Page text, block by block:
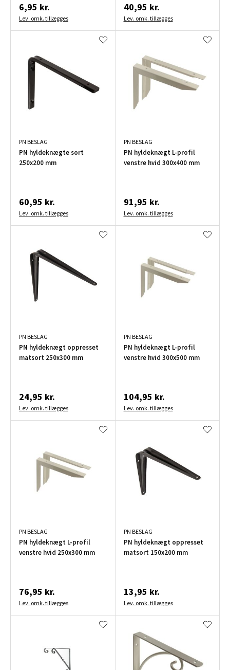
6,95 kr.
Lev. omk. tillægges
40,95 kr.
Lev. omk. tillægges
PN BESLAG
PN hyldeknægte sort
250x200 mm
60,95 kr.
Lev. omk. tillægges
PN BESLAG
PN hyldeknægt L-profil
venstre hvid 300x400 mm
91,95 kr.
Lev. omk. tillægges
PN BESLAG
PN hyldeknægt oppresset
matsort 250x300 mm
24,95 kr.
Lev. omk. tillægges
PN BESLAG
PN hyldeknægt L-profil
venstre hvid 300x500 mm
104,95 kr.
Lev. omk. tillægges
PN BESLAG
PN hyldeknægt L-profil
venstre hvid 250x300 mm
76,95 kr.
Lev. omk. tillægges
PN BESLAG
PN hyldeknægt oppresset
matsort 150x200 mm
13,95 kr.
Lev. omk. tillægges